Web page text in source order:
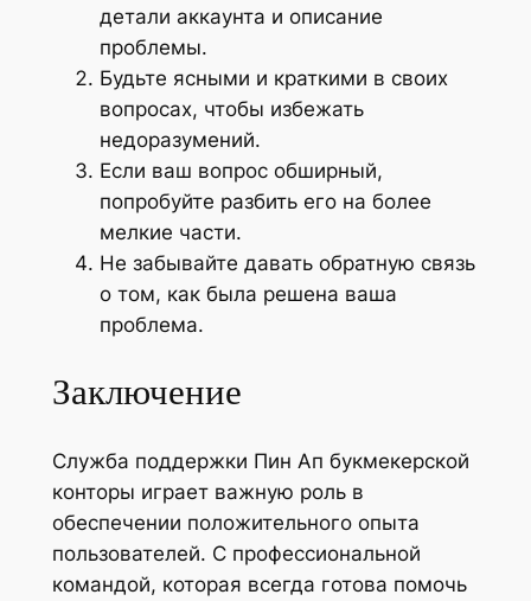
детали аккаунта и описание
проблемы.
Будьте ясными и краткими в своих
вопросах, чтобы избежать
недоразумений.
Если ваш вопрос обширный,
попробуйте разбить его на более
мелкие части.
Не забывайте давать обратную связь
о том, как была решена ваша
проблема.
Заключение
Служба поддержки Пин Ап букмекерской
конторы играет важную роль в
обеспечении положительного опыта
пользователей. С профессиональной
командой, которая всегда готова помочь